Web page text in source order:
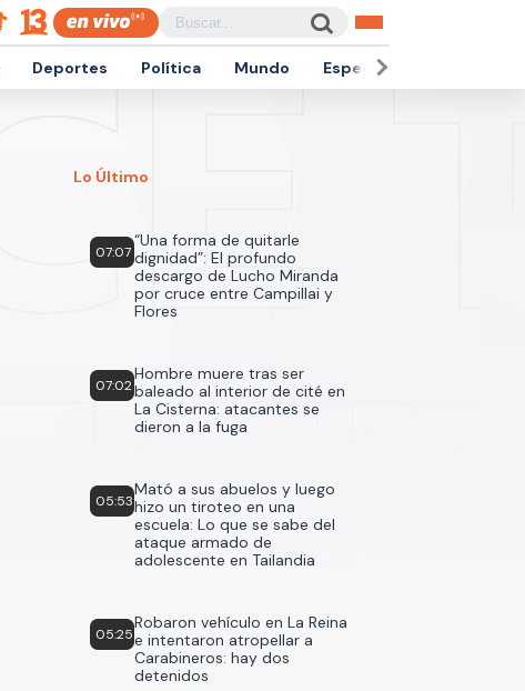
Deportes Política Mundo Espectáculos
Lo Último
07:07
“Una forma de quitarle
dignidad”: El profundo
descargo de Lucho Miranda
por cruce entre Campillai y
Flores
07:02
Hombre muere tras ser
baleado al interior de cité en
La Cisterna: atacantes se
dieron a la fuga
05:53
Mató a sus abuelos y luego
hizo un tiroteo en una
escuela: Lo que se sabe del
ataque armado de
adolescente en Tailandia
05:25
Robaron vehículo en La Reina
e intentaron atropellar a
Carabineros: hay dos
detenidos